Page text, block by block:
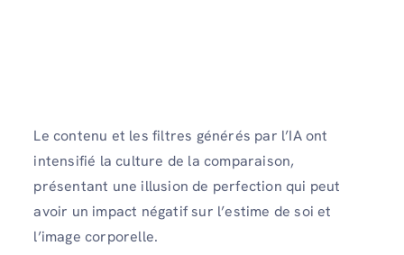
Le contenu et les filtres générés par l’IA ont
intensifié la culture de la comparaison,
présentant une illusion de perfection qui peut
avoir un impact négatif sur l’estime de soi et
l’image corporelle.